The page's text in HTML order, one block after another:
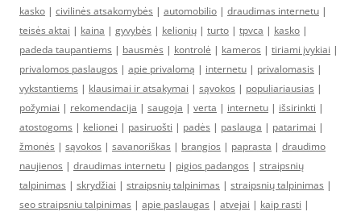
kasko | civilinės atsakomybės | automobilio | draudimas internetu |
teisės aktai | kaina | gyvybės | kelionių | turto | tpvca | kasko |
padeda taupantiems | bausmės | kontrolė | kameros | tiriami įvykiai |
privalomos paslaugos | apie privalomą | internetu | privalomasis |
vykstantiems | klausimai ir atsakymai | sąvokos | populiariausias |
požymiai | rekomendacija | saugoja | verta | internetu | išsirinkti |
atostogoms | kelionei | pasiruošti | padės | paslauga | patarimai |
žmonės | sąvokos | savanoriškas | brangios | paprasta | draudimo
naujienos | draudimas internetu | pigios padangos | straipsnių
talpinimas | skrydžiai | straipsnių talpinimas | straipsnių talpinimas |
seo straipsniu talpinimas | apie paslaugas | atvejai | kaip rasti |